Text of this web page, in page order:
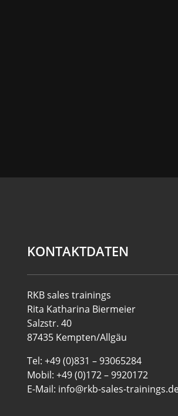
KONTAKTDATEN
RKB sales trainings
Rita Katharina Biermeier
Salzstr. 40
87435 Kempten/Allgäu
Tel: +49 (0)831 – 93065284
Mobil: +49 (0)172 – 9920172
E-Mail: info@rkb-sales-